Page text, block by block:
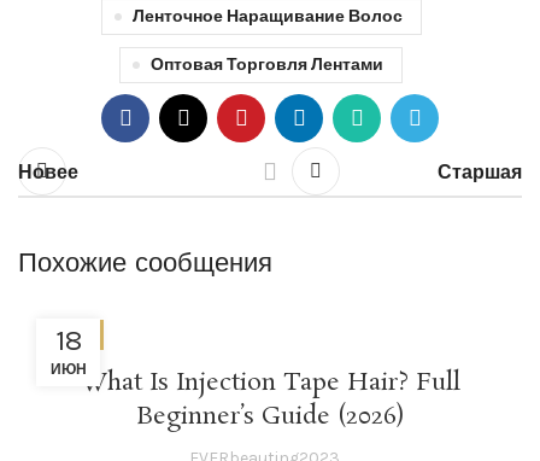
Ленточное Наращивание Волос
Оптовая Торговля Лентами
Новее Старшая
Похожие сообщения
18
ИЮН
未分类
What Is Injection Tape Hair? Full
Beginner’s Guide (2026)